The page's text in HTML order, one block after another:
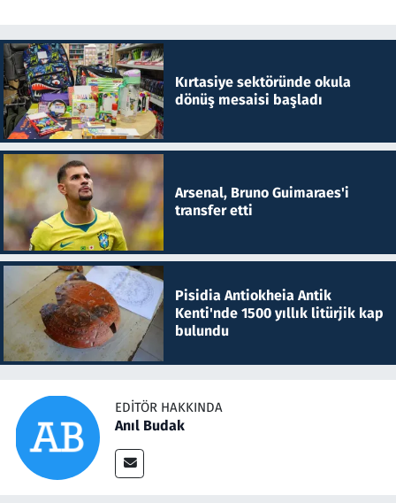
Kırtasiye sektöründe okula
dönüş mesaisi başladı
Arsenal, Bruno Guimaraes'i
transfer etti
Pisidia Antiokheia Antik
Kenti'nde 1500 yıllık litürjik kap
bulundu
EDITÖR HAKKINDA
Anıl Budak